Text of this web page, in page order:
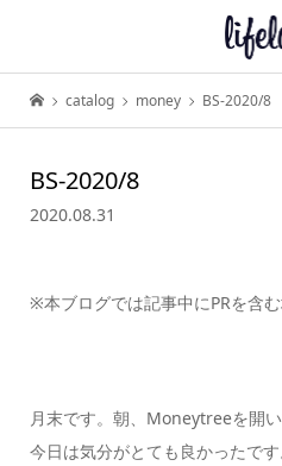
catalog money BS-2020/8
BS-2020/8
2020.08.31
※本ブログでは記事中にPRを含
月末です。朝、Moneytreeを開
今日は気分がとても良かったです